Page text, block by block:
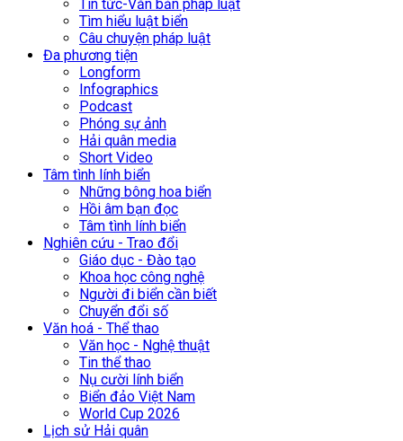
Tin tức-Văn bản pháp luật
Tìm hiểu luật biển
Câu chuyện pháp luật
Đa phương tiện
Longform
Infographics
Podcast
Phóng sự ảnh
Hải quân media
Short Video
Tâm tình lính biển
Những bông hoa biển
Hồi âm bạn đọc
Tâm tình lính biển
Nghiên cứu - Trao đổi
Giáo dục - Đào tạo
Khoa học công nghệ
Người đi biển cần biết
Chuyển đổi số
Văn hoá - Thể thao
Văn học - Nghệ thuật
Tin thể thao
Nụ cười lính biển
Biển đảo Việt Nam
World Cup 2026
Lịch sử Hải quân